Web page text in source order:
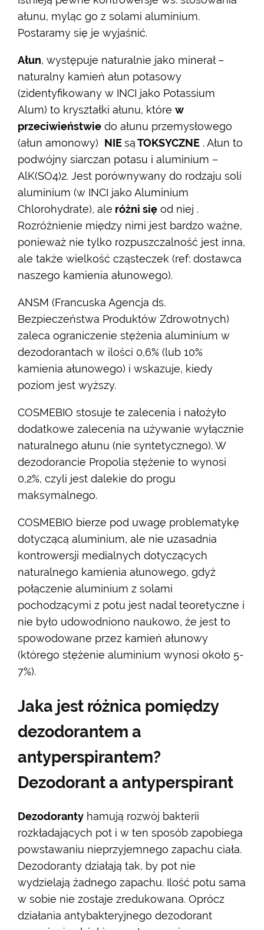
ałunu, myląc go z solami aluminium.
Postaramy się je wyjaśnić.
Ałun, występuje naturalnie jako minerał –
naturalny kamień ałun potasowy
(zidentyfikowany w INCI jako Potassium
Alum) to kryształki ałunu, które w
przeciwieństwie do ałunu przemysłowego
(ałun amonowy) NIEsąTOKSYCZNE . Ałun to
podwójny siarczan potasu i aluminium –
AlK(SO4)2. Jest porównywany do rodzaju soli
aluminium (w INCI jako Aluminium
Chlorohydrate), ale różni się od niej .
Rozróżnienie między nimi jest bardzo ważne,
ponieważ nie tylko rozpuszczalność jest inna,
ale także wielkość cząsteczek (ref: dostawca
naszego kamienia ałunowego).
ANSM (Francuska Agencja ds.
Bezpieczeństwa Produktów Zdrowotnych)
zaleca ograniczenie stężenia aluminium w
dezodorantach w ilości 0,6% (lub 10%
kamienia ałunowego) i wskazuje, kiedy
poziom jest wyższy.
COSMEBIO stosuje te zalecenia i nałożyło
dodatkowe zalecenia na używanie wyłącznie
naturalnego ałunu (nie syntetycznego). W
dezodorancie Propolia stężenie to wynosi
0,2%, czyli jest dalekie do progu
maksymalnego.
COSMEBIO bierze pod uwagę problematykę
dotyczącą aluminium, ale nie uzasadnia
kontrowersji medialnych dotyczących
naturalnego kamienia ałunowego, gdyż
połączenie aluminium z solami
pochodzącymi z potu jest nadal teoretyczne i
nie było udowodniono naukowo, że jest to
spowodowane przez kamień ałunowy
(którego stężenie aluminium wynosi około 5-
7%).
Jaka jest różnica pomiędzy
dezodorantem a
antyperspirantem?
Dezodorant a antyperspirant
Dezodoranty hamują rozwój bakterii
rozkładających pot i w ten sposób zapobiega
powstawaniu nieprzyjemnego zapachu ciała.
Dezodoranty działają tak, by pot nie
wydzielają żadnego zapachu. Ilość potu sama
w sobie nie zostaje zredukowana. Oprócz
działania antybakteryjnego dezodorant